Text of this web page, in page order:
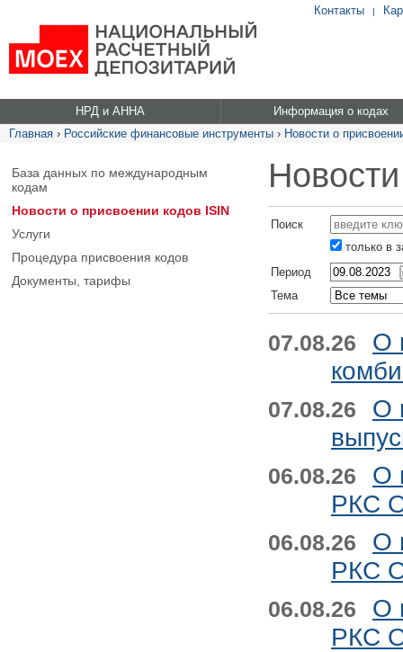
Контакты |
НРД и АННА
Информация о кодах
Главная › Российские финансовые инструменты › Новости о
База данных по международным
кодам
Новости о присвоении кодов ISIN
Услуги
Процедура присвоения кодов
Документы, тарифы
Поиск
только в
Период
Тема
07.08.26
О
07.08.26
О
06.08.26
О
РКС
06.08.26
О
РКС
06.08.26
О
РКС